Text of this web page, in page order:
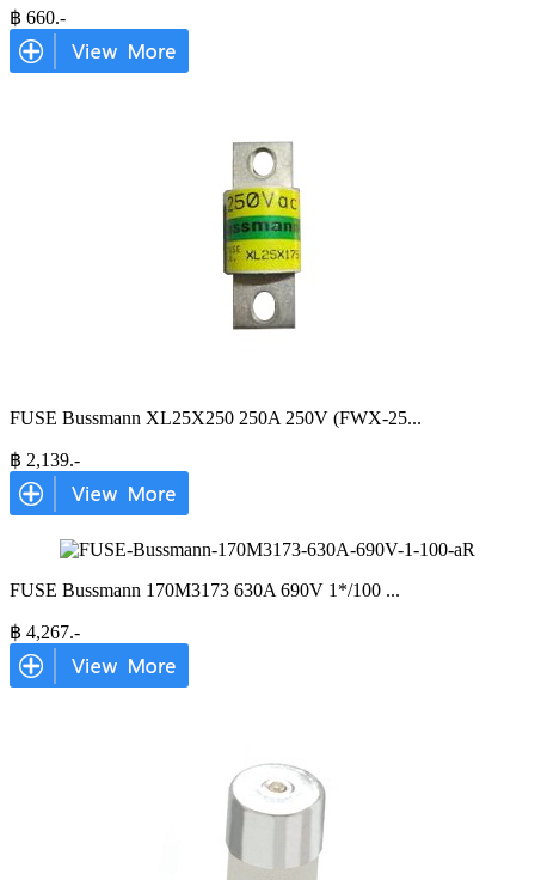
฿ 660.-
FUSE Bussmann XL25X250 250A 250V (FWX-25...
฿ 2,139.-
FUSE Bussmann 170M3173 630A 690V 1*/100 ...
฿ 4,267.-